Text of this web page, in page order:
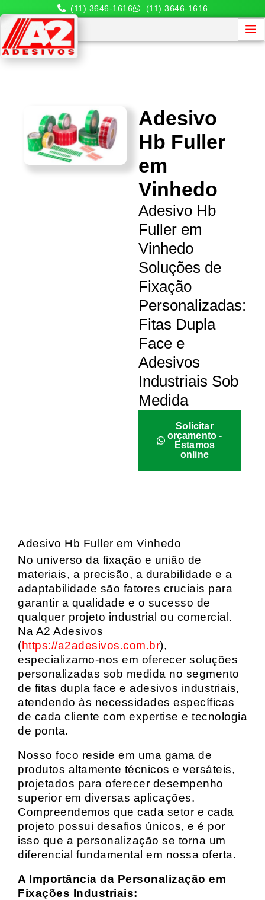
(11) 3646-1616 (11) 3646-1616
Adesivo
Hb Fuller
em
Vinhedo
Adesivo Hb
Fuller em
Vinhedo
Soluções de
Fixação
Personalizadas:
Fitas Dupla
Face e
Adesivos
Industriais Sob
Medida
Solicitar
orçamento -
Estamos
online
Adesivo Hb Fuller em Vinhedo
No universo da fixação e união de
materiais, a precisão, a durabilidade e a
adaptabilidade são fatores cruciais para
garantir a qualidade e o sucesso de
qualquer projeto industrial ou comercial.
Na A2 Adesivos
(https://a2adesivos.com.br),
especializamo-nos em oferecer soluções
personalizadas sob medida no segmento
de fitas dupla face e adesivos industriais,
atendendo às necessidades específicas
de cada cliente com expertise e tecnologia
de ponta.
Nosso foco reside em uma gama de
produtos altamente técnicos e versáteis,
projetados para oferecer desempenho
superior em diversas aplicações.
Compreendemos que cada setor e cada
projeto possui desafios únicos, e é por
isso que a personalização se torna um
diferencial fundamental em nossa oferta.
A Importância da Personalização em
Fixações Industriais: